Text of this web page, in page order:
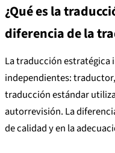
¿Qué es la
diferencia de la
La traducción estratégica
independientes:
traducción estándar
autorrevisión. La
de calidad y en la